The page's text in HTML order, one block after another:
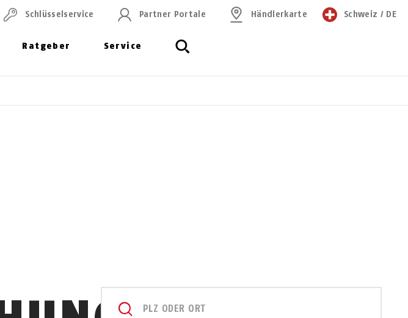
Ratgeber Service
Schlüssel­service Partner Portale Händlerkarte Schweiz / DE
PLZ ODER ORT